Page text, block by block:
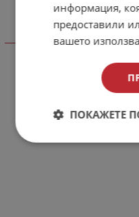
Отзиви
информация,
предоставили
вашето
ПОКАЖЕТЕ